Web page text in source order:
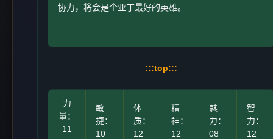
协力，将会是个亚丁最好的英雄。
:::top:::
力
量：
11
敏
捷：
10
体
质：
12
精
神：
12
魅
力：
08
智
力：
12